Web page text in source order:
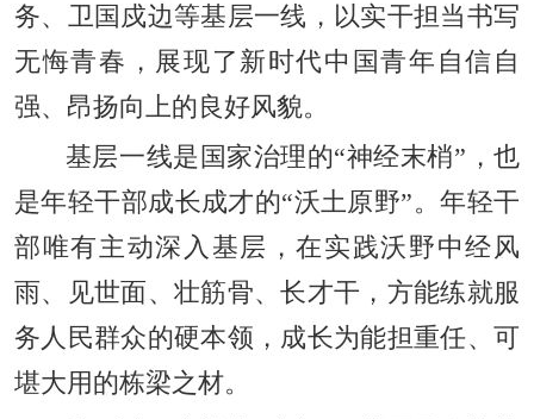
务、卫国戍边等基层一线，以实干担当书写
无悔青春，展现了新时代中国青年自信自
强、昂扬向上的良好风貌。
基层一线是国家治理的“神经末梢”，也
是年轻干部成长成才的“沃土原野”。年轻干
部唯有主动深入基层，在实践沃野中经风
雨、见世面、壮筋骨、长才干，方能练就服
务人民群众的硬本领，成长为能担重任、可
堪大用的栋梁之材。